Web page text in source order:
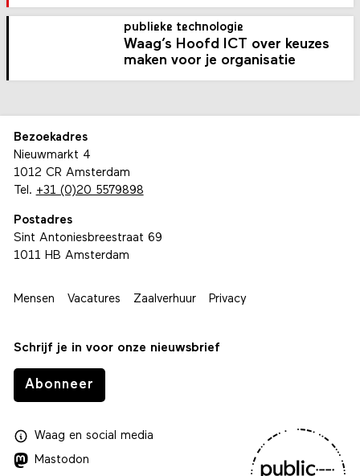
publieke technologie
Waag’s Hoofd ICT over keuzes
maken voor je organisatie
Bezoekadres
Nieuwmarkt 4
1012 CR Amsterdam
Tel. +31 (0)20 5579898
Postadres
Sint Antoniesbreestraat 69
1011 HB Amsterdam
Mensen Vacatures Zaalverhuur Privacy
Schrijf je in voor onze nieuwsbrief
Abonneer
Waagen social media
Mastodon